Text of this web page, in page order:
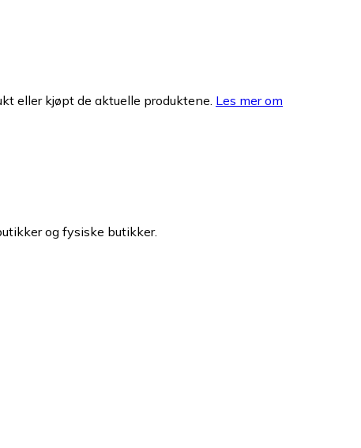
eller kjøpt de aktuelle produktene. Les mer om
og fysiske butikker.